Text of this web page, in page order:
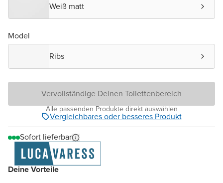
Deine Vorteile
Weiß matt
Model
Ribs
Vervollständige Deinen Toilettenbereich
Alle passenden Produkte direkt auswählen
Vergleichbares oder besseres Produkt
Sofort lieferbar